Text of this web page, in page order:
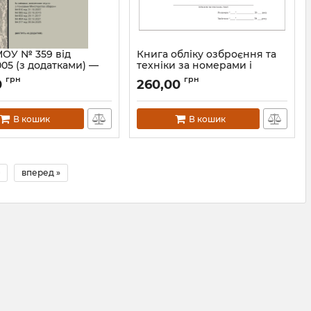
№ 359 від
(з додатками) —
про організацію
і видачі
зброї та
у Збройних
грн
В кошик
Книга обліку озброєння та
техніки за номерами і
технічним станом. Додаток
13
Артикул: В4А4013
260,00 грн
В кошик
вперед »